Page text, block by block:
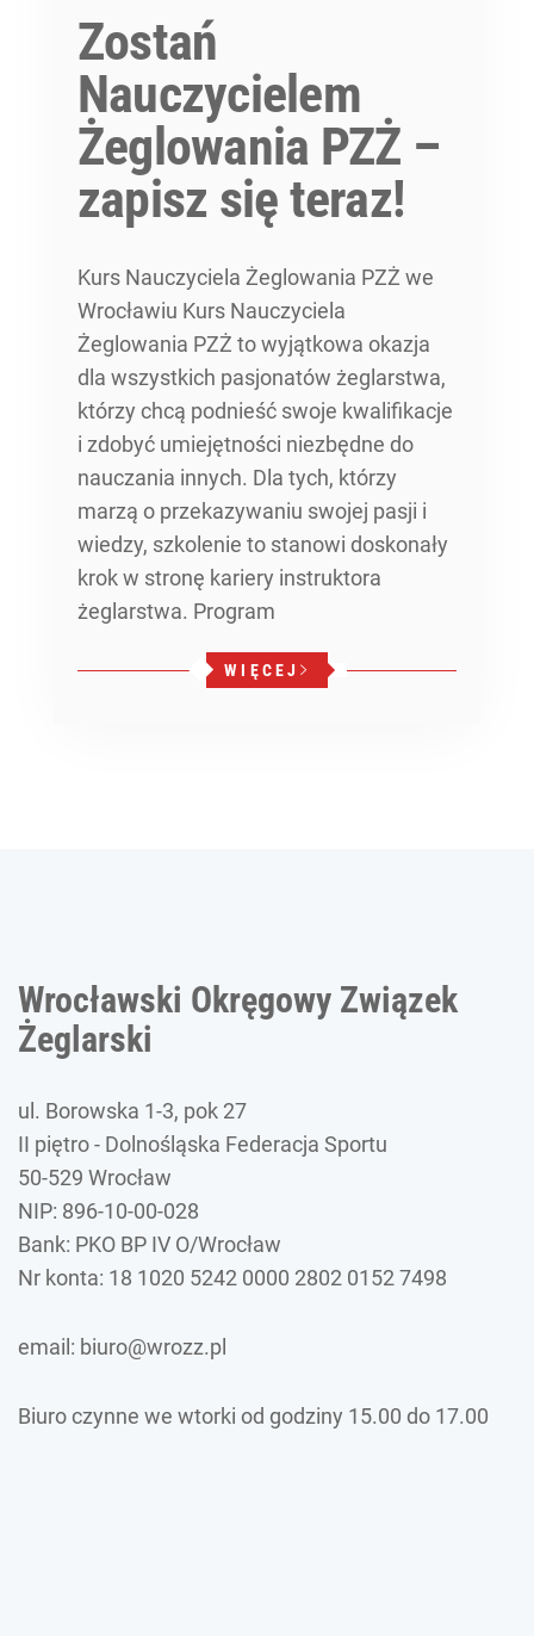
Zostań
Nauczycielem
Żeglowania PZŻ –
zapisz się teraz!
Kurs Nauczyciela Żeglowania PZŻ we
Wrocławiu Kurs Nauczyciela
Żeglowania PZŻ to wyjątkowa okazja
dla wszystkich pasjonatów żeglarstwa,
którzy chcą podnieść swoje kwalifikacje
i zdobyć umiejętności niezbędne do
nauczania innych. Dla tych, którzy
marzą o przekazywaniu swojej pasji i
wiedzy, szkolenie to stanowi doskonały
krok w stronę kariery instruktora
żeglarstwa. Program
WIĘCEJ
Wrocławski Okręgowy Związek
Żeglarski
ul. Borowska 1-3, pok 27
II piętro - Dolnośląska Federacja Sportu
50-529 Wrocław
NIP: 896-10-00-028
Bank: PKO BP IV O/Wrocław
Nr konta: 18 1020 5242 0000 2802 0152 7498
email: biuro@wrozz.pl
Biuro czynne we wtorki od godziny 15.00 do 17.00